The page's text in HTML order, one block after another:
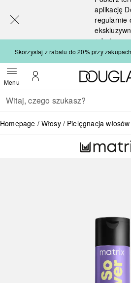
aplikację
regularnie
rabaty
Skorzystaj z rabatu do 20% przy
MenuOtwórz menuMoje konto
Wracać
Wykonaj wyszukiwanie
Homepage Włosy Pielęgnacja włosów
[navigation.slideout.screenreader]